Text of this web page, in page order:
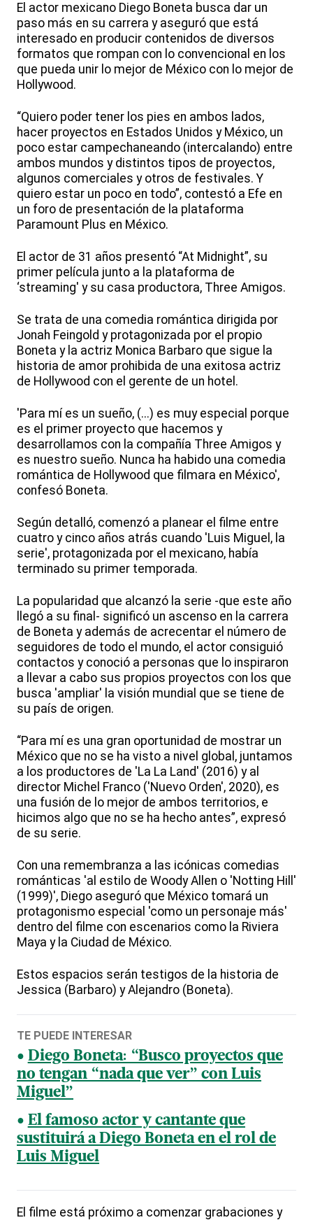
El actor mexicano Diego Boneta busca dar un
paso más en su carrera y aseguró que está
interesado en producir contenidos de diversos
formatos que rompan con lo convencional en los
que pueda unir lo mejor de México con lo mejor de
Hollywood.
“Quiero poder tener los pies en ambos lados,
hacer proyectos en Estados Unidos y México, un
poco estar campechaneando (intercalando) entre
ambos mundos y distintos tipos de proyectos,
algunos comerciales y otros de festivales. Y
quiero estar un poco en todo”, contestó a Efe en
un foro de presentación de la plataforma
Paramount Plus en México.
El actor de 31 años presentó “At Midnight”, su
primer película junto a la plataforma de
‘streaming' y su casa productora, Three Amigos.
Se trata de una comedia romántica dirigida por
Jonah Feingold y protagonizada por el propio
Boneta y la actriz Monica Barbaro que sigue la
historia de amor prohibida de una exitosa actriz
de Hollywood con el gerente de un hotel.
'Para mí es un sueño, (...) es muy especial porque
es el primer proyecto que hacemos y
desarrollamos con la compañía Three Amigos y
es nuestro sueño. Nunca ha habido una comedia
romántica de Hollywood que filmara en México',
confesó Boneta.
Según detalló, comenzó a planear el filme entre
cuatro y cinco años atrás cuando 'Luis Miguel, la
serie', protagonizada por el mexicano, había
terminado su primer temporada.
La popularidad que alcanzó la serie -que este año
llegó a su final- significó un ascenso en la carrera
de Boneta y además de acrecentar el número de
seguidores de todo el mundo, el actor consiguió
contactos y conoció a personas que lo inspiraron
a llevar a cabo sus propios proyectos con los que
busca 'ampliar' la visión mundial que se tiene de
su país de origen.
“Para mí es una gran oportunidad de mostrar un
México que no se ha visto a nivel global, juntamos
a los productores de 'La La Land' (2016) y al
director Michel Franco ('Nuevo Orden', 2020), es
una fusión de lo mejor de ambos territorios, e
hicimos algo que no se ha hecho antes”, expresó
de su serie.
Con una remembranza a las icónicas comedias
románticas 'al estilo de Woody Allen o 'Notting Hill'
(1999)', Diego aseguró que México tomará un
protagonismo especial 'como un personaje más'
dentro del filme con escenarios como la Riviera
Maya y la Ciudad de México.
Estos espacios serán testigos de la historia de
Jessica (Barbaro) y Alejandro (Boneta).
TE PUEDE INTERESAR
Diego Boneta: “Busco proyectos que
no tengan “nada que ver” con Luis
Miguel”
El famoso actor y cantante que
sustituirá a Diego Boneta en el rol de
Luis Miguel
El filme está próximo a comenzar grabaciones y